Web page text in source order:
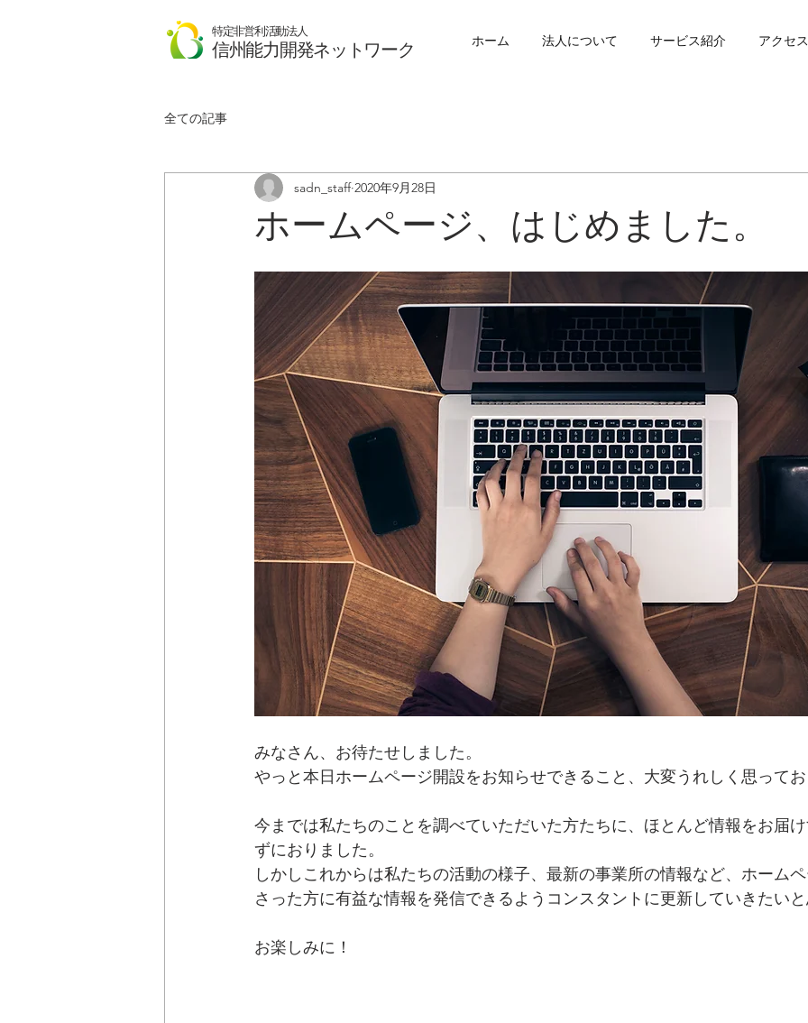
ホーム 法人について サービス紹介 アクセス
特定非営利活動法人
​信州能力開発ネットワーク
全ての記事
ホームページ、はじめました。
sadn_staff 2020年9月28日
みなさん、お待たせしました。
やっと本日ホームページ開設をお知らせできること、大変うれしく思って
今までは私たちのことを調べていただいた方たちに、ほとんど情報をお届
ずにおりました。
しかしこれからは私たちの活動の様子、最新の事業所の情報など、ホーム
さった方に有益な情報を発信できるようコンスタントに更新していきたい
お楽しみに！